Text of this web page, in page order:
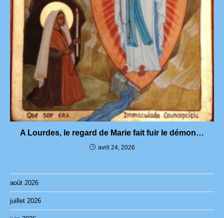
A Lourdes, le regard de Marie fait fuir le démon…
avril 24, 2026
août 2026
juillet 2026